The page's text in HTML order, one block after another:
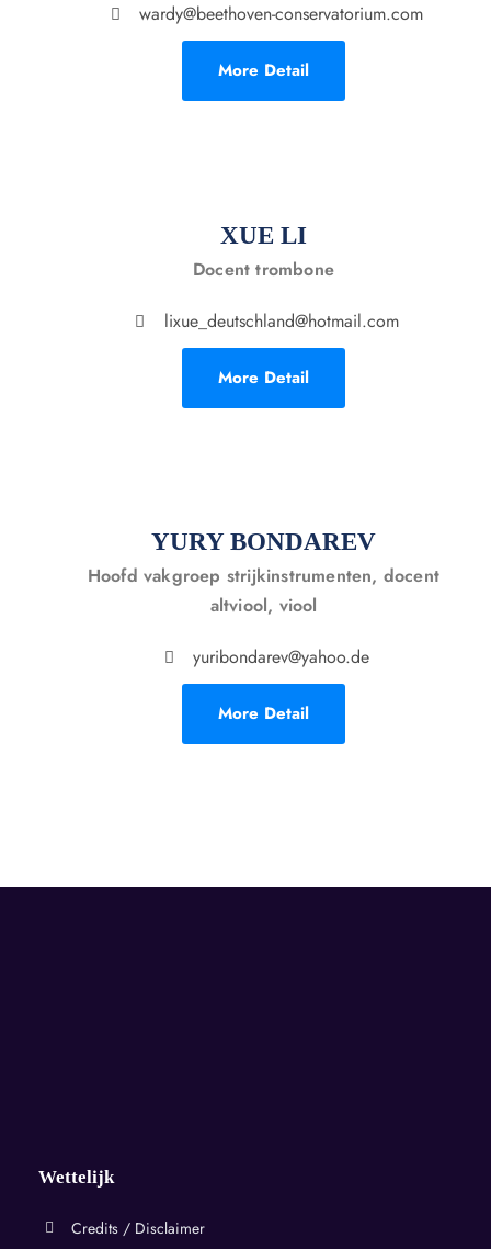
wardy@beethoven-conservatorium.com
More Detail
XUE LI
Docent trombone
lixue_deutschland@hotmail.com
More Detail
YURY BONDAREV
Hoofd vakgroep strijkinstrumenten, docent
altviool, viool
yuribondarev@yahoo.de
More Detail
Wettelijk
Credits / Disclaimer